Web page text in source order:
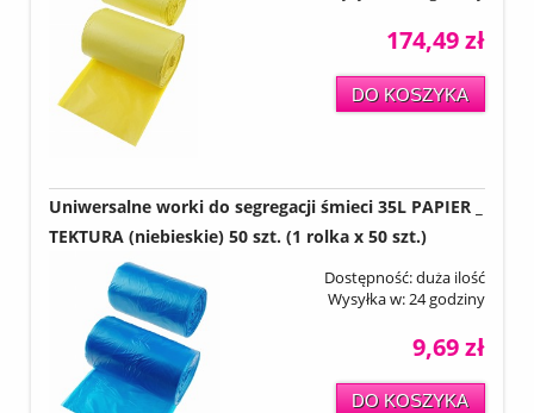
174,49 zł
DO KOSZYKA
Uniwersalne worki do segregacji śmieci 35L PAPIER _
TEKTURA (niebieskie) 50 szt. (1 rolka x 50 szt.)
Dostępność:duża ilość
Wysyłka w:24 godziny
9,69 zł
DO KOSZYKA